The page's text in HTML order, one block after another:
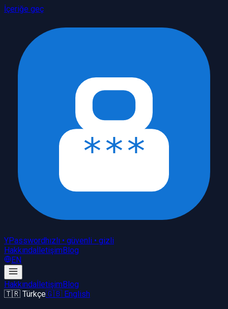
İçeriğe geç
YPasswordhızlı • güvenli • gizli
HakkındaİletişimBlog
EN
HakkındaİletişimBlog
🇹🇷 Türkçe🇬🇧 English